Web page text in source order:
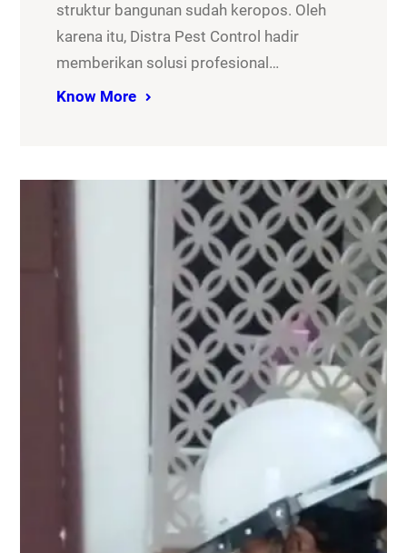
struktur bangunan sudah keropos. Oleh
karena itu, Distra Pest Control hadir
memberikan solusi profesional…
Know More